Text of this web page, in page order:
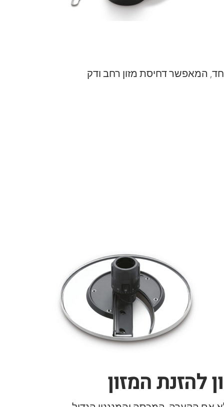
המאפשר דחיסת מזון רחב ודק
להזנת המזון